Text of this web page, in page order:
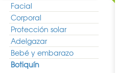
Facial
Corporal
Protección solar
Adelgazar
Bebé y embarazo
Botiquín